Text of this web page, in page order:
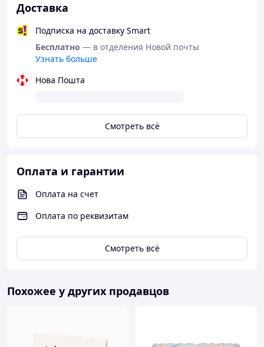
Доставка
Подписка на доставку Smart
Бесплатно — в отделения Новой почты
Узнать больше
Нова Пошта
Смотреть всё
Оплата и гарантии
Оплата на счет
Оплата по реквизитам
Смотреть всё
Похожее у других продавцов